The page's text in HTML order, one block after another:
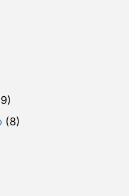
(8)